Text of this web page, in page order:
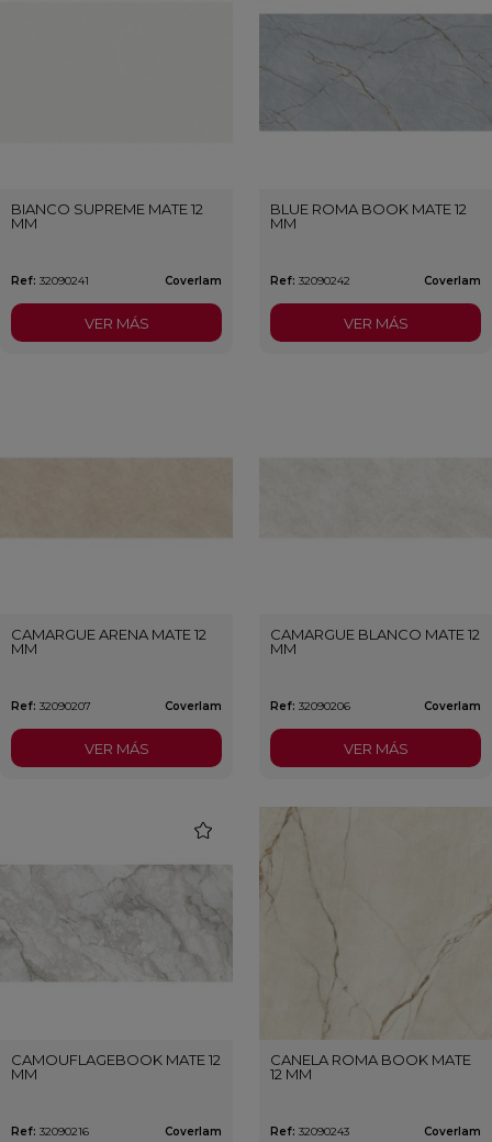
BIANCO SUPREME MATE 12
MM
Ref: 32090241 Coverlam
VER MÁS
BLUE ROMA BOOK MATE 12
MM
Ref: 32090242 Coverlam
VER MÁS
CAMARGUE ARENA MATE 12
MM
Ref: 32090207 Coverlam
VER MÁS
CAMARGUE BLANCO MATE 12
MM
Ref: 32090206 Coverlam
VER MÁS
CAMOUFLAGEBOOK MATE 12
MM
Ref: 32090216 Coverlam
CANELA ROMA BOOK MATE
12 MM
Ref: 32090243 Coverlam